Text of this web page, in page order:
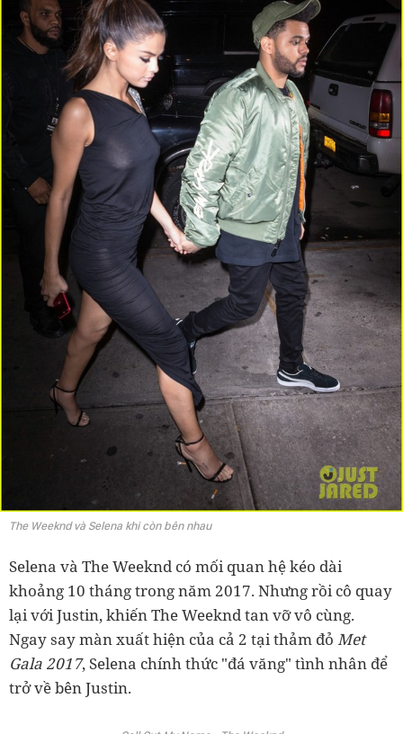
The Weeknd và Selena khi còn bên nhau
Selena và The Weeknd có mối quan hệ kéo dài
khoảng 10 tháng trong năm 2017. Nhưng rồi cô quay
lại với Justin, khiến The Weeknd tan vỡ vô cùng.
Ngay say màn xuất hiện của cả 2 tại thảm đỏ Met
Gala 2017, Selena chính thức "đá văng" tình nhân để
trở về bên Justin.